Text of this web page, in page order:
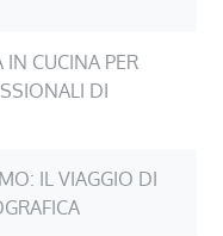
IN CUCINA PER
DI
IL VIAGGIO DI